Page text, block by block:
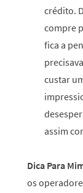
crédito.
compre
fica a
custar
assim
Dica Para
os